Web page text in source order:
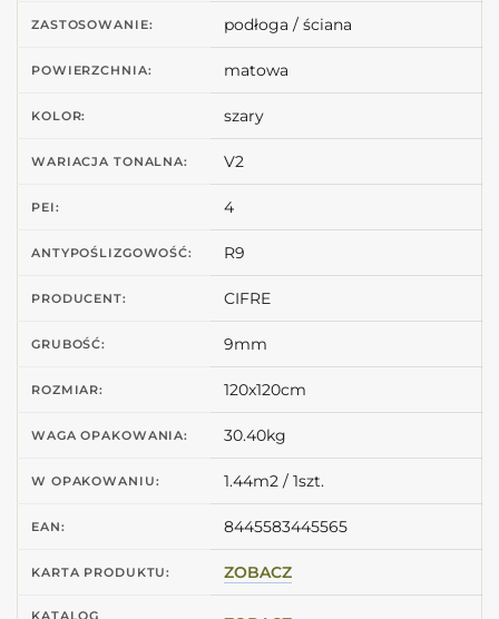
ZASTOSOWANIE: podłoga / ściana
POWIERZCHNIA: matowa
KOLOR: szary
WARIACJA TONALNA: V2
PEI: 4
ANTYPOŚLIZGOWOŚĆ: R9
PRODUCENT: CIFRE
GRUBOŚĆ: 9mm
ROZMIAR: 120x120cm
WAGA OPAKOWANIA: 30.40kg
W OPAKOWANIU: 1.44m2 / 1szt.
EAN: 8445583445565
KARTA PRODUKTU: ZOBACZ